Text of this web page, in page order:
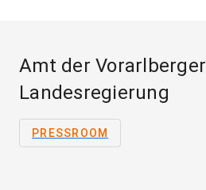
Amt der Vorarlberger
Landesregierung
PRESSROOM